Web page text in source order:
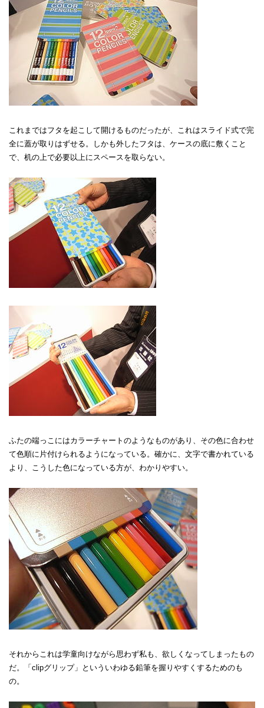
これまではフタを起こして開けるものだったが、これはスライド式で完
全に蓋が取りはずせる。しかも外したフタは、ケースの底に敷くこと
で、机の上で必要以上にスペースを取らない。
ふたの端っこにはカラーチャートのようなものがあり、その色に合わせ
て色順に片付けられるようになっている。確かに、文字で書かれている
より、こうした色になっている方が、わかりやすい。
それからこれは学童向けながら思わず私も、欲しくなってしまったもの
だ。「clipグリップ」といういわゆる鉛筆を握りやすくするためのも
の。